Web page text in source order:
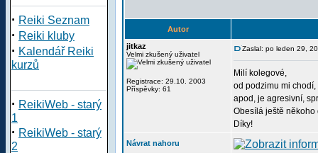
· Reiki Seznam
· Reiki kluby
· Kalendář Reiki
kurzů
· ReikiWeb - starý
1
· ReikiWeb - starý
2
Autor
jitkaz
Velmi zkušený uživatel
Registrace: 29.10. 2003
Příspěvky: 61
Zaslal: po leden 29,
Milí kolegové,
od podzimu mi
apod, je agresivní,
Obesílá ještě
Díky!
Návrat nahoru